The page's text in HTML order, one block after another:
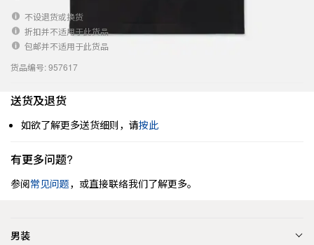
不设退货或换货
折扣并不适用于此货品
包邮并不适用于此货品
货品编号: 957617
送货及退货
如欲了解更多送货细则，请按此
有更多问题?
参阅常见问题，或直接联络我们了解更多。
男装